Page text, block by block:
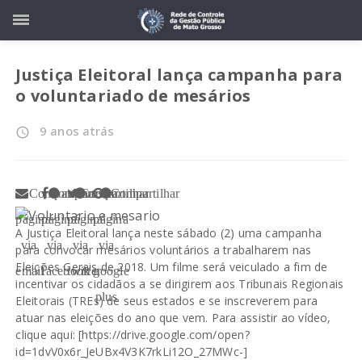
Justiça Eleitoral lança campanha para
o voluntariado de mesários
access_time 9 anos atrás
Compartilhar
página
via
email
Compartilhar
página
via
facebook
Compartilhar
página
via
twitter
Compartilhar
página
via
google
plus
A Justiça Eleitoral lança neste sábado (2) uma campanha
para convocar mesários voluntários a trabalharem nas
Eleições Gerais de 2018. Um filme será veiculado a fim de
incentivar os cidadãos a se dirigirem aos Tribunais Regionais
Eleitorais (TREs) de seus estados e se inscreverem para
atuar nas eleições do ano que vem. Para assistir ao vídeo,
clique aqui: [https://drive.google.com/open?
id=1dvV0x6r_JeUBx4V3K7rkLi12O_27MWc-]